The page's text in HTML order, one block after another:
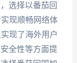
选择以番茄回
现顺畅网络体
现了海外用户
全性等方面提